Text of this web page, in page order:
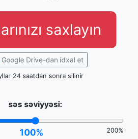
saxlayın
Google Drive-dan idxal et
24 saatdan sonra silinir
səs səviyyəsi:
100% 200%